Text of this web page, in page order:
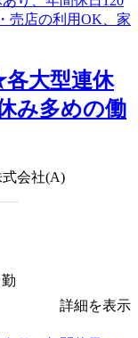
大型連休
み多めの働
式会社(A)
詳細を表示